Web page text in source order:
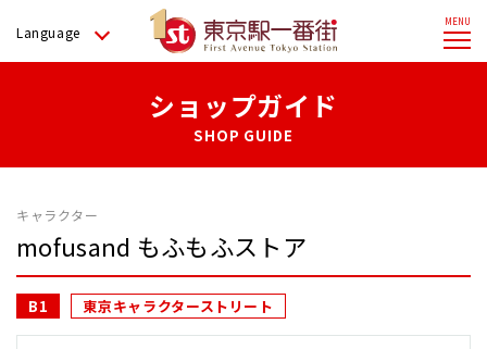
Language
ショップガイド
SHOP GUIDE
キャラクター
mofusand もふもふストア
B1 東京キャラクターストリート